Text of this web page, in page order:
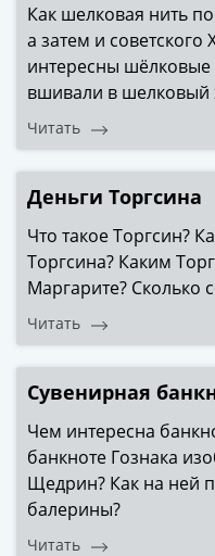
Биметаллические
(10р)
ГВС
аналогичные
200
1812
Победы
Победы
ВОВ
Как шелковая нить
а затем и
интересны
вшивали в шелковый
Читать
Деньги Торгсина
Что такое Торгсин?
Торгсина? Каким
Маргарите? Сколько
Читать
Сувенирная
Чем интересна
банкноте Гознака
Щедрин? Как на ней
балерины?
Читать
Получите
новинок ЦБ
С бесплатной
✅ являются
Мне не